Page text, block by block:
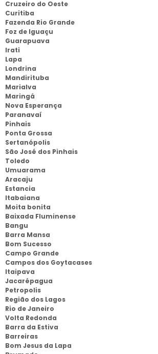
Cruzeiro do Oeste
Curitiba
Fazenda Rio Grande
Foz de Iguaçu
Guarapuava
Irati
Lapa
Londrina
Mandirituba
Marialva
Maringá
Nova Esperança
Paranavaí
Pinhais
Ponta Grossa
Sertanópolis
São José dos Pinhais
Toledo
Umuarama
Aracaju
Estancia
Itabaiana
Moita bonita
Baixada Fluminense
Bangu
Barra Mansa
Bom Sucesso
Campo Grande
Campos dos Goytacases
Itaipava
Jacarépagua
Petropolis
Região dos Lagos
Rio de Janeiro
Volta Redonda
Barra da Estiva
Barreiras
Bom Jesus da Lapa